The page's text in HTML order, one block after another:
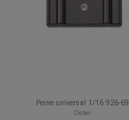
Peine universal 1/16 926-69
Oster